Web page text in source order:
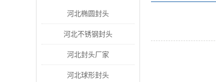
河北椭圆封头
河北不锈钢封头
河北封头厂家
河北球形封头